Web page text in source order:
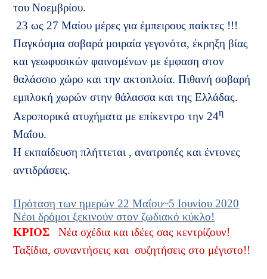
του Νοεμβρίου.
23 ως 27 Μαίου μέρες για έμπειρους παίκτες !!!
Παγκόσμια σοβαρά μοιραία γεγονότα, έκρηξη βίας
και γεωφυσικών φαινομένων με έμφαση στον
θαλάσσιο χώρο και την ακτοπλοία. Πιθανή σοβαρή
εμπλοκή χωρών στην θάλασσα και της Ελλάδας.
Αεροπορικά ατυχήματα με επίκεντρο την 24η
Μαΐου.
Η εκπαίδευση πλήττεται , ανατροπές και έντονες
αντιδράσεις.
Πρόταση των ημερών 22 Μαΐου~5 Ιουνίου 2020
Νέοι δρόμοι ξεκινούν στον ζωδιακό κύκλο!
ΚΡΙΟΣ
Νέα σχέδια και ιδέες σας κεντρίζουν!
Ταξίδια, συναντήσεις και συζητήσεις στο μέγιστο!!